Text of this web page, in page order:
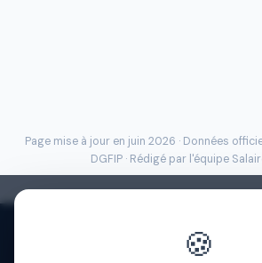
Page mise à jour en juin 2026 · Données
DGFIP · Rédigé par l'équipe
🍪
Politique de confidentialité
· FAQ